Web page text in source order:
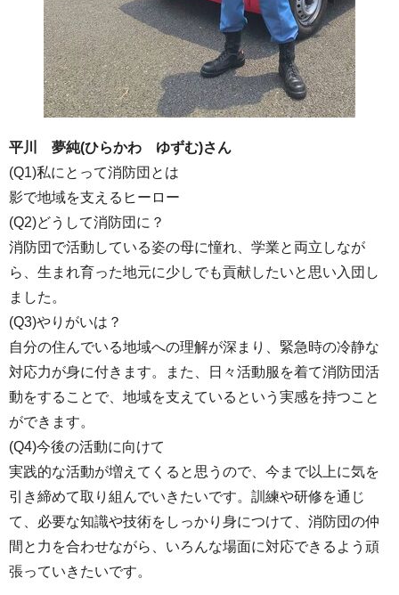
平川 夢純(ひらかわ ゆずむ)さん
(Q1)私にとって消防団とは
影で地域を支えるヒーロー
(Q2)どうして消防団に？
消防団で活動している姿の母に憧れ、学業と両立しなが
ら、生まれ育った地元に少しでも貢献したいと思い入団し
ました。
(Q3)やりがいは？
自分の住んでいる地域への理解が深まり、緊急時の冷静な
対応力が身に付きます。また、日々活動服を着て消防団活
動をすることで、地域を支えているという実感を持つこと
ができます。
(Q4)今後の活動に向けて
実践的な活動が増えてくると思うので、今まで以上に気を
引き締めて取り組んでいきたいです。訓練や研修を通じ
て、必要な知識や技術をしっかり身につけて、消防団の仲
間と力を合わせながら、いろんな場面に対応できるよう頑
張っていきたいです。